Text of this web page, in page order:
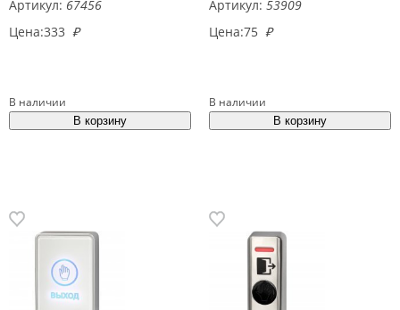
Артикул: 67456
Цена:333 ₽
В наличии
Артикул: 53909
Цена:75 ₽
В наличии